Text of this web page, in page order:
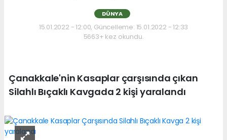
DÜNYA
15.01.2022 - 12:00, Güncelleme: 15.01.2022 - 12:33
5663+ kez okundu.
Çanakkale'nin Kasaplar çarşısında çıkan
Silahlı Bıçaklı Kavgada 2 kişi yaralandı